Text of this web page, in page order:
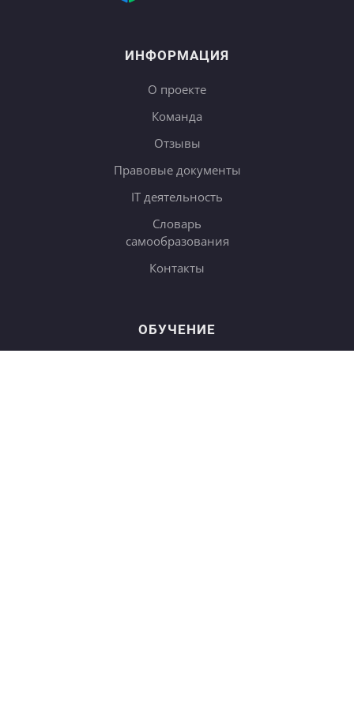
ИНФОРМАЦИЯ
О проекте
Команда
Отзывы
Правовые документы
IT деятельность
Словарь
самообразования
Контакты
ОБУЧЕНИЕ